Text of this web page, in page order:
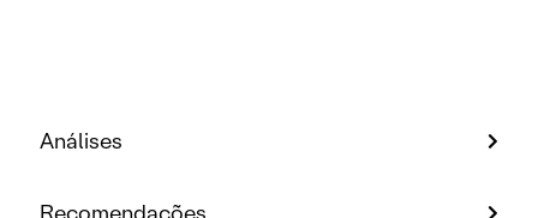
Análises